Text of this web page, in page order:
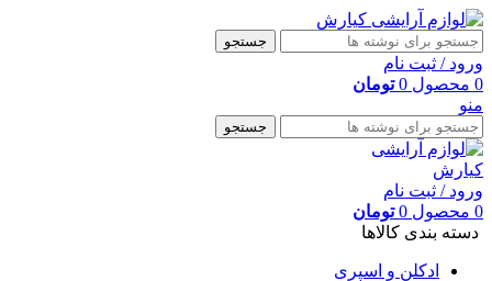
جستجو
ورود / ثبت نام
0 محصول 0 تومان
منو
جستجو
ورود / ثبت نام
0 محصول 0 تومان
دسته بندی کالاها
ادکلن و اسپری